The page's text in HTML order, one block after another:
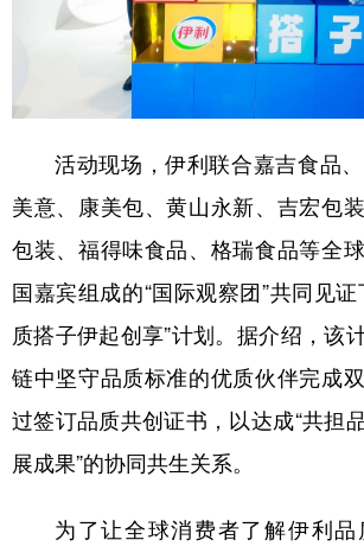
活动现场，伊利联合嘉吉食品
美意、康美包、黄山永新、吉宏包
包装、福得味食品、格瑞食品等全
国嘉宾组成的“国际观察团”共同见
质搭子伊起创享”计划。据介绍，该
链中坚守品质标准的优质伙伴完成
过签订品质共创证书，以达成“共担
展成果”的协同共生关系。
为了让全球消费者了解伊利品